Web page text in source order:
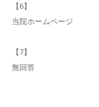
【6】
当院ホームページ
【7】
無回答